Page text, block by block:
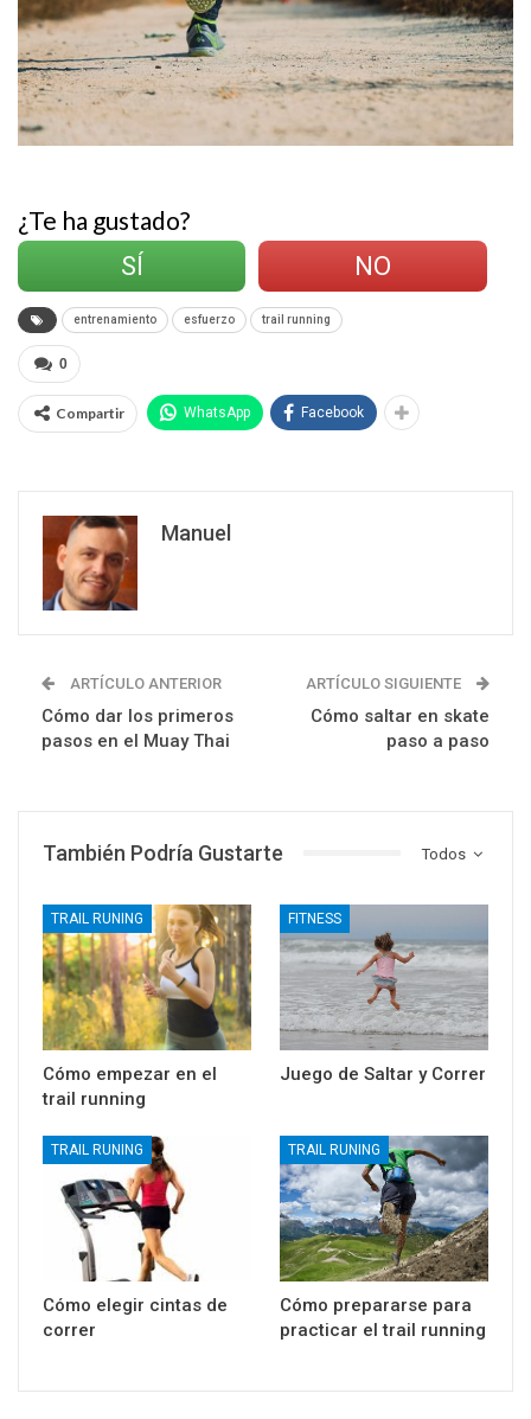
¿Te ha gustado?
SÍ
NO
entrenamiento esfuerzo trail running
0
Compartir WhatsApp Facebook
Manuel
ARTÍCULO ANTERIOR
Cómo dar los primeros
pasos en el Muay Thai
ARTÍCULO SIGUIENTE
Cómo saltar en skate
paso a paso
Todos
También Podría Gustarte
TRAIL RUNING
Cómo empezar en el
trail running
FITNESS
Juego de Saltar y Correr
TRAIL RUNING
Cómo elegir cintas de
correr
TRAIL RUNING
Cómo prepararse para
practicar el trail running